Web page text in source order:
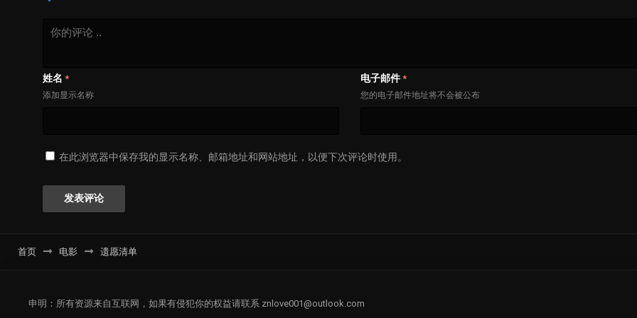
姓名 *
添加显示名称
电子邮件 *
您的电子邮件地址将不会被公布
在此浏览器中保存我的显示名称、邮箱地址和网站地址，以便下次评论时使用。
首页 电影 遗愿清单
申明：所有资源来自互联网，如果有侵犯你的权益请联系 znlove001@outlook.com